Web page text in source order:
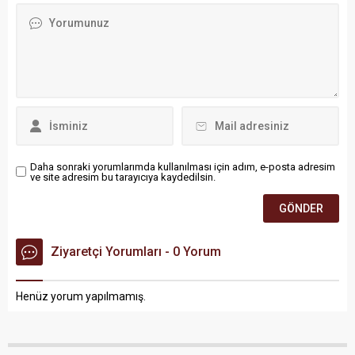
Daha sonraki yorumlarımda kullanılması için adım, e-posta adresim
ve site adresim bu tarayıcıya kaydedilsin.
Ziyaretçi Yorumları - 0 Yorum
Henüz yorum yapılmamış.